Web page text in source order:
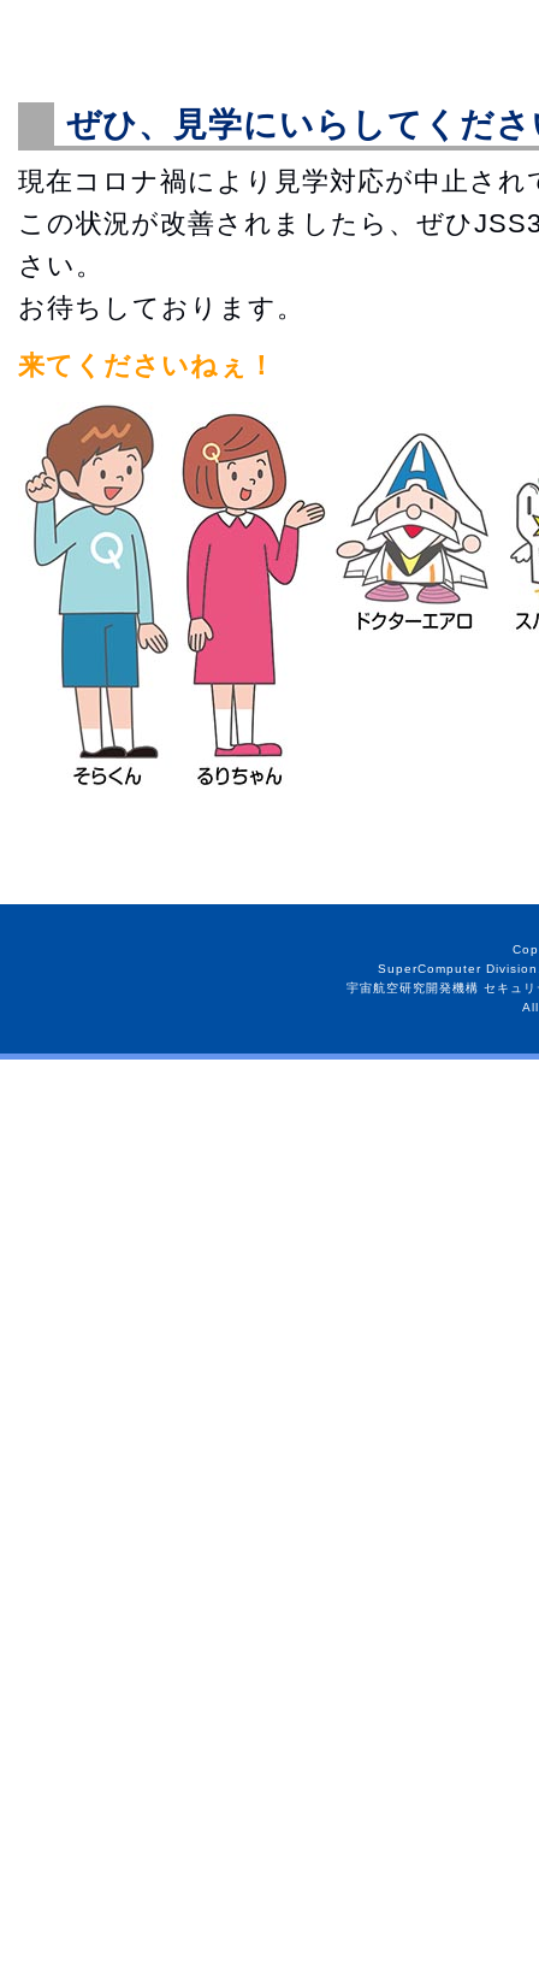
ぜひ、見学にいらしてくだ
現在コロナ禍により見学対応が中止され
この状況が改善されましたら、ぜひ
さい。
お待ちしております。
来てくださいねぇ！
SuperComputer
宇宙航空研究開発機構 セキュ